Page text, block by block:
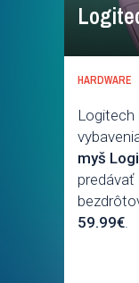
HARDWARE
Logitech
myš
predávať
59.99€.